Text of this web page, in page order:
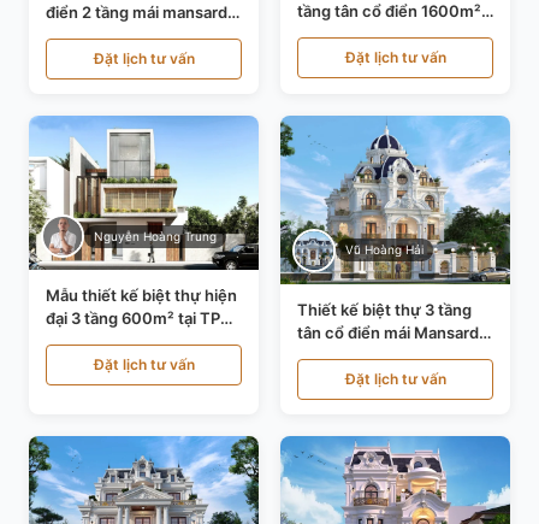
điển 2 tầng mái mansard
tại Bắc Ninh KT20084
Đặt lịch tư vấn
tầng tân cổ điển 1600m²
tại Thanh Hóa KT20071
Đặt lịch tư vấn
Nguyễn Hoàng Trung
Mẫu thiết kế biệt thự hiện
đại 3 tầng 600m² tại TP
Hồ Chí Minh KT24602
Đặt lịch tư vấn
Vũ Hoàng Hải
Thiết kế biệt thự 3 tầng
tân cổ điển mái Mansard
tại Thanh Hóa KT23104
Đặt lịch tư vấn